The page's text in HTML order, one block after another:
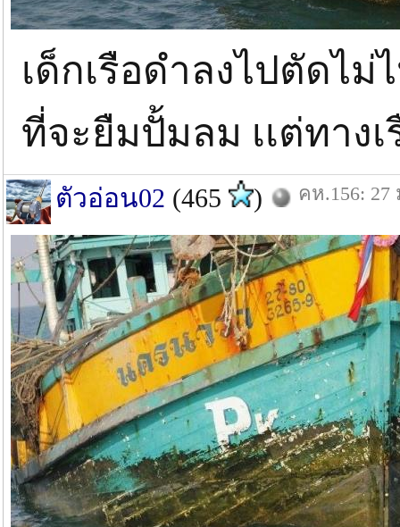
เด็กเรือดำลงไปตัดไม่
ที่จะยืมปั้มลม เเต่ทาง
ตัวอ่อน02 (465 ) คห.156: 27